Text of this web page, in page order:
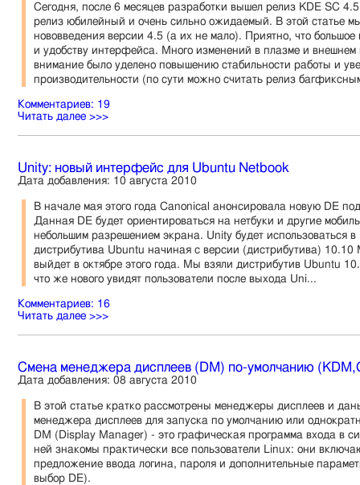
Сегодня, после 6 месяцев разработки вышел релиз KDE SC
релиз юбилейный и очень сильно ожидаемый. В этой статье
нововведения версии 4.5 (а их не мало). Приятно, что
и удобству интерфейса. Много изменений в плазме и
внимание было уделено повышению стабильности работы и
производительности (по сути можно считать релиз
Комментариев: 19
Читать далее >>>
Unity: новый интерфейс для Ubuntu Netbook
Дата добавления: 10 августа 2010
В начале мая этого года Canonical анонсировала новую DE
Данная DE будет ориентироваться на нетбуки и другие
небольшим разрешением экрана. Unity будет использоваться
дистрибутива Ubuntu начиная с версии (дистрибутива) 10.10
выйдет в октябре этого года. Мы взяли дистрибутив Ubuntu
что же нового увидят пользователи после выхода Uni...
Комментариев: 16
Читать далее >>>
Смена менеджера дисплеев (DM) по-умолчанию
Дата добавления: 08 августа 2010
В этой статье кратко рассмотрены менеджеры дисплеев и
менеджера дисплеев для запуска по умолчанию или
DM (Display Manager) - это графическая программа входа в
ней знакомы практически все пользователи Linux: они
предложение ввода логина, пароля и дополнительные
выбор DЕ).